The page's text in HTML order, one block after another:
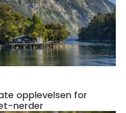
opplevelsen for
nerder